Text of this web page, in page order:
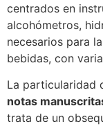
centrados en
alcohómetros,
necesarios para
bebidas, con
La particularidad
notas
trata de un